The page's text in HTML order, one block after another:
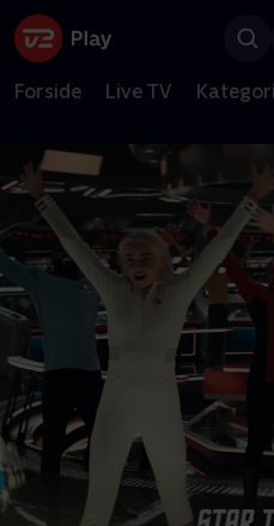
Forside Live TV